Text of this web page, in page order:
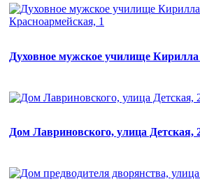
Духовное мужское училище Кирилла
Дом Лавриновского, улица Детская,